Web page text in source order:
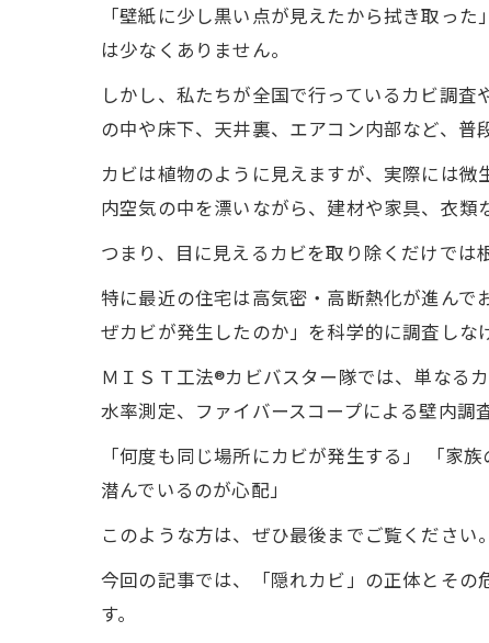
「壁紙に少し黒い点が見えたから拭き取っ
は少なくありません。
しかし、私たちが全国で行っているカビ調
の中や床下、天井裏、エアコン内部など、普
カビは植物のように見えますが、実際には
内空気の中を漂いながら、建材や家具、衣類
つまり、目に見えるカビを取り除くだけでは
特に最近の住宅は高気密・高断熱化が進ん
ぜカビが発生したのか」を科学的に調査しな
ＭＩＳＴ工法®カビバスター隊では、単なる
水率測定、ファイバースコープによる壁内調
「何度も同じ場所にカビが発生する」 「家
潜んでいるのが心配」
このような方は、ぜひ最後までご覧ください。
今回の記事では、「隠れカビ」の正体とそ
す。